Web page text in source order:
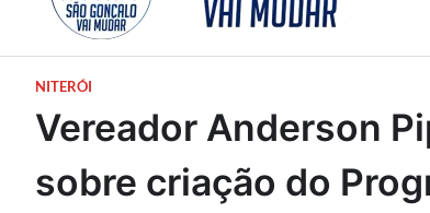
NITERÓI
Vereador Anderson
sobre criação do